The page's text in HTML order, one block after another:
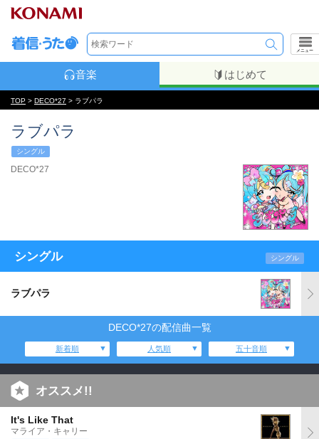
メニュー
音楽 はじめて
TOP > DECO*27 > ラブパラ
ラブパラ
シングル
DECO*27
シングル シングル
ラブパラ
DECO*27の配信曲一覧
新着順 人気順 五十音順
オススメ!!
It's Like That
マライア・キャリー